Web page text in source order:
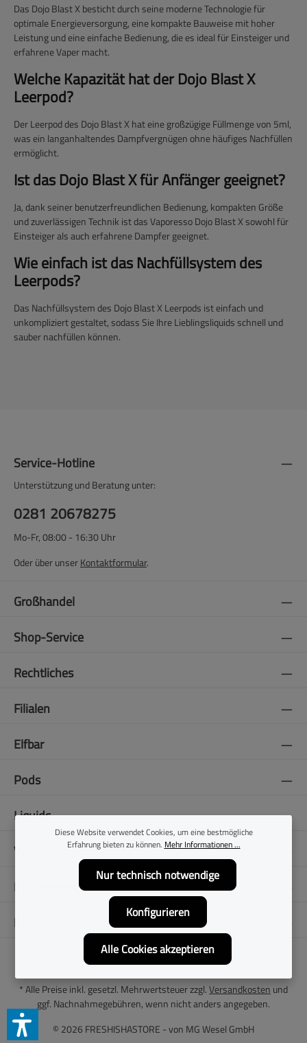
Das Dojo Blast X besticht durch seine moderne Technologie für
optimale Energieversorgung, eine kompakte Bauweise mit hoher
Leistung und eine einfache Bedienung, die es ideal für Einsteiger und
erfahrene Vaper macht.
Welche Kapazität hat der Dojo Blast X
Leerpod?
Der Leerpod des Dojo Blast X hat eine großzügige Füllmenge von 5ml,
was ein langanhaltendes Dampfvergnügen ohne häufiges Nachfüllen
ermöglicht.
Ist das Dojo Blast X für Anfänger geeignet?
Ja, dank seiner benutzerfreundlichen Bedienung, kompakten Größe
und zuverlässigen Technik ist das Vaporesso Dojo Blast X sowohl für
Einsteiger als auch erfahrene Dampfer geeignet.
Wie einfach ist das Nachfüllsystem des
Leerpods?
Das Nachfüllsystem des Dojo Blast X Leerpods ist einfach und
unkompliziert gestaltet, sodass Sie Ihre Lieblingsliquids schnell und
sauber nachfüllen können.
Service-Hotline
Unterstützung und Beratung unter:
0281 20678275
Mo-Fr, 08:00 - 16:30 Uhr
Oder über unserKontaktformular.
Großhandel
Shop-Service
Rechtliches
Filialen
Elfbar
Pods
Liquids
Vapes
E-Zigaretten
Folge uns
© 2026 FRESHISHASTORE - von MG Wesel GmbH
* Alle Preise inkl. gesetzl. Mehrwertsteuer zzgl.Versandkosten und
ggf. Nachnahmegebühren, wenn nicht anders angegeben.
Diese Website verwendet Cookies, um eine bestmögliche
Erfahrung bieten zu können. Mehr Informationen ...
Nur technisch notwendige
Konfigurieren
Alle Cookies akzeptieren